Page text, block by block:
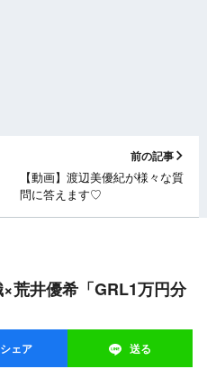
前の記事
【動画】渡辺美優紀が様々な質
問に答えます♡
シェア 送る